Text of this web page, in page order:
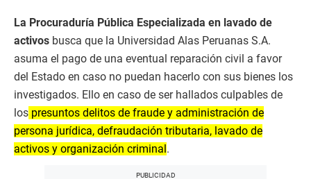
La Procuraduría Pública Especializada en lavado de
activos busca que la Universidad Alas Peruanas S.A.
asuma el pago de una eventual reparación civil a favor
del Estado en caso no puedan hacerlo con sus bienes los
investigados. Ello en caso de ser hallados culpables de
los presuntos delitos de fraude y administración de
persona jurídica, defraudación tributaria, lavado de
activos y organización criminal.